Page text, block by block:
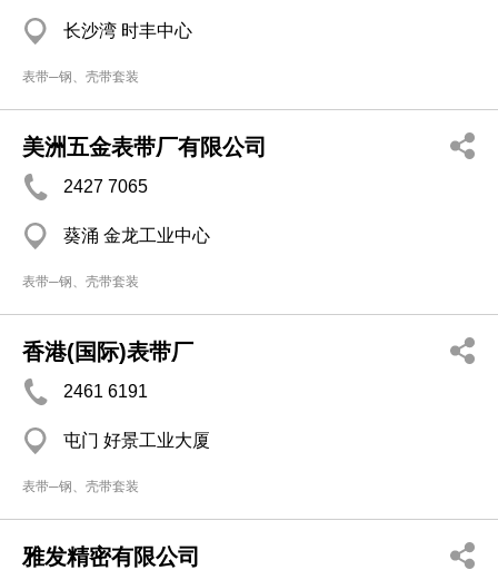
长沙湾 时丰中心
表带─钢、壳带套装
美洲五金表带厂有限公司
2427 7065
葵涌 金龙工业中心
表带─钢、壳带套装
香港(国际)表带厂
2461 6191
屯门 好景工业大厦
表带─钢、壳带套装
雅发精密有限公司